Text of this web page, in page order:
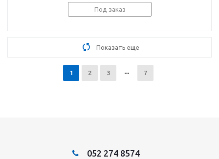
Под заказ
Показать еще
1 2 3 7
052 274 8574